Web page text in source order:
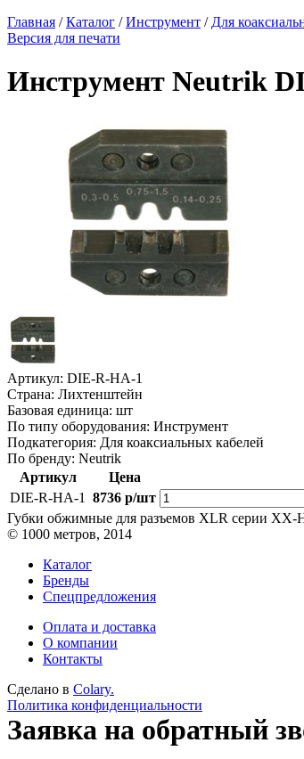
Главная /Каталог /Инструмент / Для
Версия для печати
Инструмент Neutrik
Артикул: DIE-R-HA-1
Страна: Лихтенштейн
Базовая единица: шт
По типу оборудования: Инструмент
Подкатегория: Для коаксиальных кабелей
По бренду: Neutrik
Артикул
Цена
DIE-R-HA-1
8736 р/шт
Губки обжимные для разъемов XLR серии XX-
© 1000 метров, 2014
Каталог
Бренды
Спецпредложения
Оплата и доставка
О компании
Контакты
Сделано в Colary.
Политика конфиденциальности
Заявка на обратный